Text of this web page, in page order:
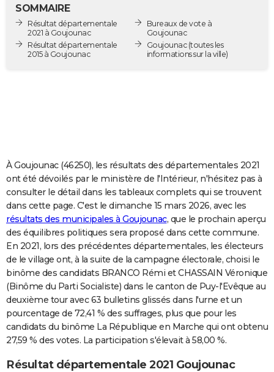
Destinations
City break
Voyage nature
Voyage de noces
Forum
Climat
GUIDES D'ACHAT
COPAINS D'AVANT
Avis de recherche
AVIS DE DÉCÈS
Bricolage
Lifestyle
Culture
Sport
Auto
Television
Voyage
Cinema
SOMMAIRE
Résultat départementale
2021 à Goujounac
Résultat départementale
2015 à Goujounac
Bureaux de vote à
Goujounac
Goujounac(toutes les
informations sur la ville)
À Goujounac (46250), les résultats des départementales 2021
ont été dévoilés par le ministère de l'Intérieur, n'hésitez pas à
consulter le détail dans les tableaux complets qui se trouvent
dans cette page. C'est le dimanche 15 mars 2026, avec les
résultats des municipales à Goujounac, que le prochain aperçu
des équilibres politiques sera proposé dans cette commune.
En 2021, lors des précédentes départementales, les électeurs
de le village ont, à la suite de la campagne électorale, choisi le
binôme des candidats BRANCO Rémi et CHASSAIN Véronique
(Binôme du Parti Socialiste) dans le canton de Puy-l'Evêque au
deuxième tour avec 63 bulletins glissés dans l'urne et un
pourcentage de 72,41 % des suffrages, plus que pour les
candidats du binôme La République en Marche qui ont obtenu
27,59 % des votes. La participation s'élevait à 58,00 %.
Résultat départementale 2021 Goujounac